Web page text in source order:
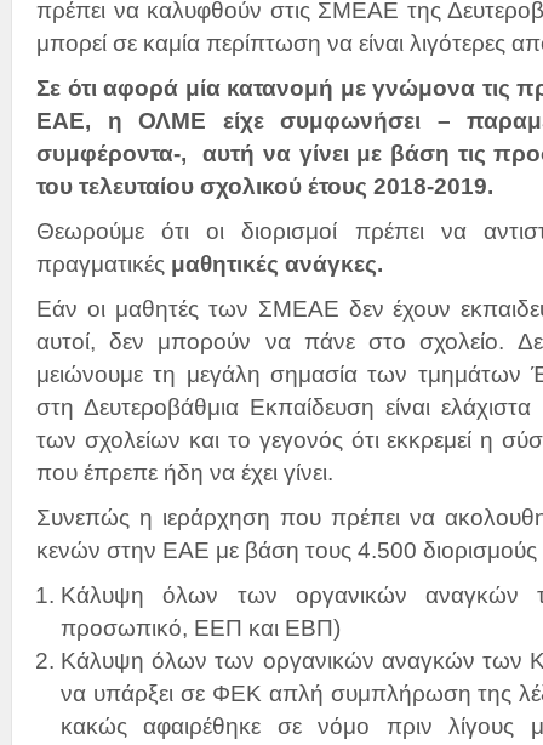
πρέπει να καλυφθούν στις ΣΜΕΑΕ της
μπορεί σε καμία περίπτωση να είναι λιγότερες
Σε ότι αφορά μία κατανομή με γνώμονα τις
ΕΑΕ, η ΟΛΜΕ είχε συμφωνήσει –
συμφέροντα-, αυτή να γίνει με βάση τις
του τελευταίου σχολικού έτους 2018-2019.
Θεωρούμε ότι οι διορισμοί πρέπει να
πραγματικές μαθητικές ανάγκες.
Εάν οι μαθητές των ΣΜΕΑΕ δεν έχουν
αυτοί, δεν μπορούν να πάνε στο σχολείο.
μειώνουμε τη μεγάλη σημασία των τμημάτων
στη Δευτεροβάθμια Εκπαίδευση είναι
των σχολείων και το γεγονός ότι εκκρεμεί η
που έπρεπε ήδη να έχει γίνει.
Συνεπώς η ιεράρχηση που πρέπει να
κενών στην ΕΑΕ με βάση τους 4.500 διορισμούς
Κάλυψη όλων των οργανικών αναγκών
προσωπικό, ΕΕΠ και ΕΒΠ)
Κάλυψη όλων των οργανικών αναγκών των
να υπάρξει σε ΦΕΚ απλή συμπλήρωση της
κακώς αφαιρέθηκε σε νόμο πριν λίγους